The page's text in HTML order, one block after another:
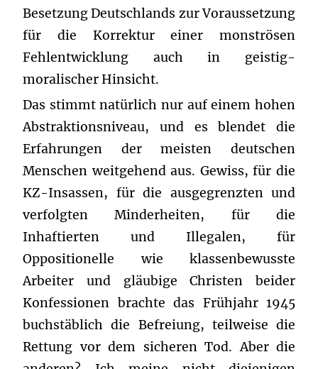
Besetzung Deutschlands zur Voraussetzung
für die Korrektur einer monströsen
Fehlentwicklung auch in geistig-
moralischer Hinsicht.
Das stimmt natürlich nur auf einem hohen
Abstraktionsniveau, und es blendet die
Erfahrungen der meisten deutschen
Menschen weitgehend aus. Gewiss, für die
KZ-Insassen, für die ausgegrenzten und
verfolgten Minderheiten, für die
Inhaftierten und Illegalen, für
Oppositionelle wie klassenbewusste
Arbeiter und gläubige Christen beider
Konfessionen brachte das Frühjahr 1945
buchstäblich die Befreiung, teilweise die
Rettung vor dem sicheren Tod. Aber die